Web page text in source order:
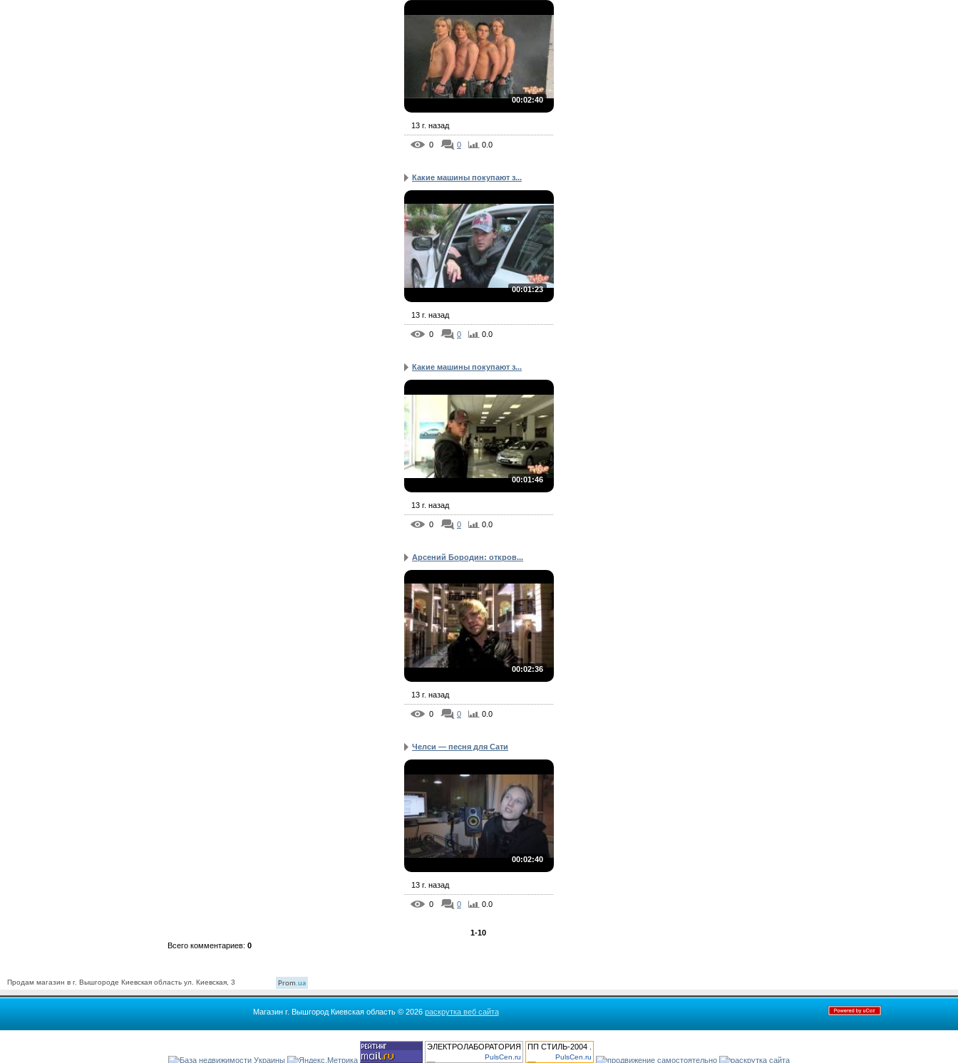
00:02:40
13 г. назад
0 0 0.0
Какие машины покупают з...
00:01:23
13 г. назад
0 0 0.0
Какие машины покупают з...
00:01:46
13 г. назад
0 0 0.0
Арсений Бородин: откров...
00:02:36
13 г. назад
0 0 0.0
Челси — песня для Сати
00:02:40
13 г. назад
0 0 0.0
1-10
Всего комментариев: 0
Продам магазин в г. Вышгороде Киевская область ул. Киевская, 3 Prom.ua
Магазин г. Вышгород Киевская область © 2026 раскрутка веб сайта
ЭЛЕКТРОЛАБОРАТОРИЯ
PulsCen.ru
ПП СТИЛЬ-2004 .
PulsCen.ru